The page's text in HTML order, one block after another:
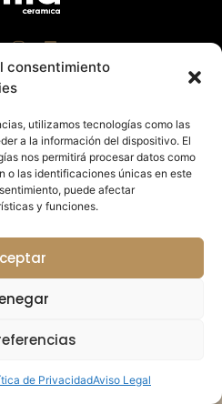
consentimiento
utilizamos tecnologías como las
a la información del dispositivo. El
nos permitirá procesar datos como
o las identificaciones únicas en este
puede afectar
y funciones.
de PrivacidadAviso Legal
Legal|Política Cookies
Privacidad
de la Comunitat
27.125,14€